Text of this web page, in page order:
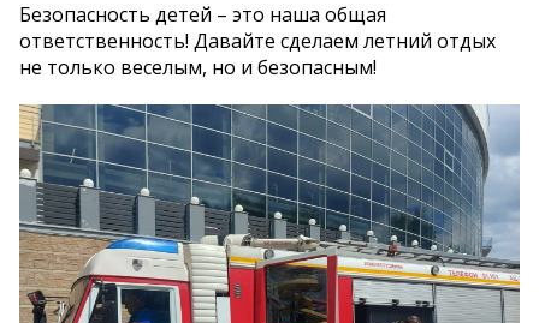
Безопасность детей – это наша общая
ответственность! Давайте сделаем летний отдых
не только веселым, но и безопасным!